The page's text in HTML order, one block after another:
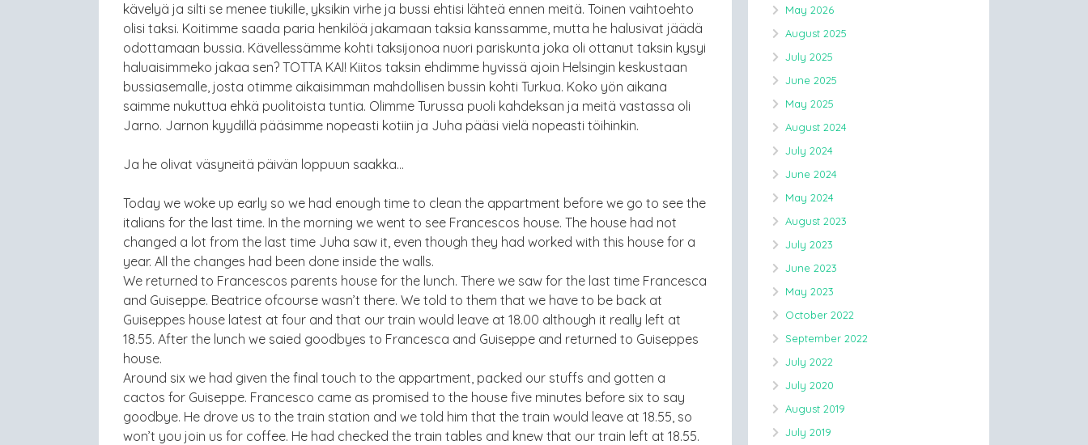
kävelyä ja silti se menee tiukille, yksikin virhe ja bussi ehtisi lähteä ennen meitä. Toinen vaihtoehto
olisi taksi. Koitimme saada paria henkilöä jakamaan taksia kanssamme, mutta he halusivat jäädä
odottamaan bussia. Kävellessämme kohti taksijonoa nuori pariskunta joka oli ottanut taksin kysyi
haluaisimmeko jakaa sen? TOTTA KAI! Kiitos taksin ehdimme hyvissä ajoin Helsingin keskustaan
bussiasemalle, josta otimme aikaisimman mahdollisen bussin kohti Turkua. Koko yön aikana
saimme nukuttua ehkä puolitoista tuntia. Olimme Turussa puoli kahdeksan ja meitä vastassa oli
Jarno. Jarnon kyydillä pääsimme nopeasti kotiin ja Juha pääsi vielä nopeasti töihinkin.
Ja he olivat väsyneitä päivän loppuun saakka…
Today we woke up early so we had enough time to clean the appartment before we go to see the
italians for the last time. In the morning we went to see Francescos house. The house had not
changed a lot from the last time Juha saw it, even though they had worked with this house for a
year. All the changes had been done inside the walls.
We returned to Francescos parents house for the lunch. There we saw for the last time Francesca
and Guiseppe. Beatrice ofcourse wasn’t there. We told to them that we have to be back at
Guiseppes house latest at four and that our train would leave at 18.00 although it really left at
18.55. After the lunch we saied goodbyes to Francesca and Guiseppe and returned to Guiseppes
house.
Around six we had given the final touch to the appartment, packed our stuffs and gotten a
cactos for Guiseppe. Francesco came as promised to the house five minutes before six to say
goodbye. He drove us to the train station and we told him that the train would leave at 18.55, so
won’t you join us for coffee. He had checked the train tables and knew that our train left at 18.55.
May 2026
August 2025
July 2025
June 2025
May 2025
August 2024
July 2024
June 2024
May 2024
August 2023
July 2023
June 2023
May 2023
October 2022
September 2022
July 2022
July 2020
August 2019
July 2019